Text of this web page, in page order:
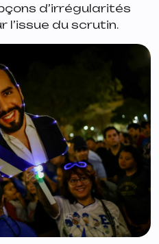
d’irrégularités
l’issue du scrutin.